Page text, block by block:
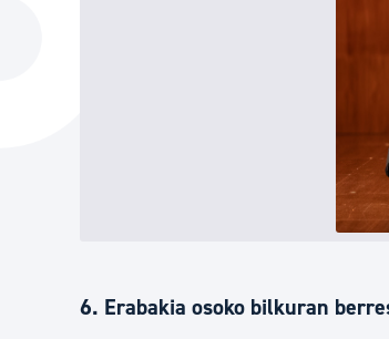
6. Erabakia osoko bilkuran